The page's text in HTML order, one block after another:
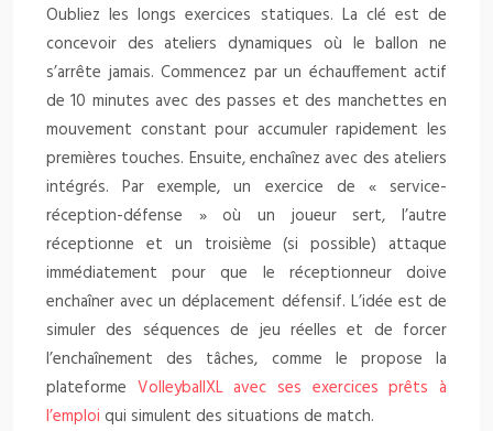
Oubliez les longs exercices statiques. La clé est de
concevoir des ateliers dynamiques où le ballon ne
s’arrête jamais. Commencez par un échauffement actif
de 10 minutes avec des passes et des manchettes en
mouvement constant pour accumuler rapidement les
premières touches. Ensuite, enchaînez avec des ateliers
intégrés. Par exemple, un exercice de « service-
réception-défense » où un joueur sert, l’autre
réceptionne et un troisième (si possible) attaque
immédiatement pour que le réceptionneur doive
enchaîner avec un déplacement défensif. L’idée est de
simuler des séquences de jeu réelles et de forcer
l’enchaînement des tâches, comme le propose la
plateforme VolleyballXL avec ses exercices prêts à
l’emploi qui simulent des situations de match.